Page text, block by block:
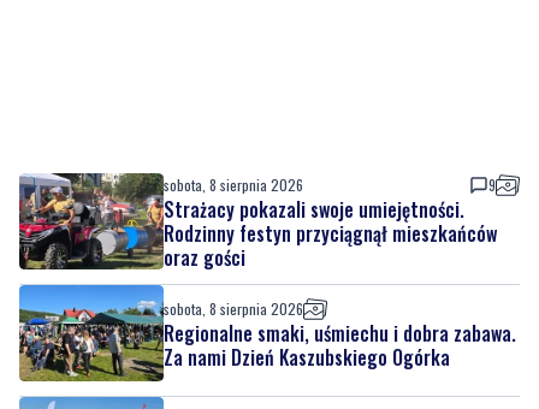
sobota, 8 sierpnia 2026 9
Strażacy pokazali swoje umiejętności.
Rodzinny festyn przyciągnął mieszkańców
oraz gości
sobota, 8 sierpnia 2026
Regionalne smaki, uśmiechu i dobra zabawa.
Za nami Dzień Kaszubskiego Ogórka